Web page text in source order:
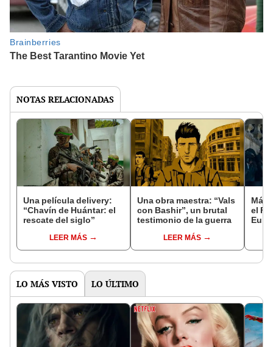
NOTAS RELACIONADAS
Una película delivery:
“Chavín de Huántar: el
rescate del siglo”
LEER MÁS
Una obra maestra: “Vals
con Bashir”, un brutal
testimonio de la guerra
LEER MÁS
Más
el
LO MÁS VISTO LO ÚLTIMO